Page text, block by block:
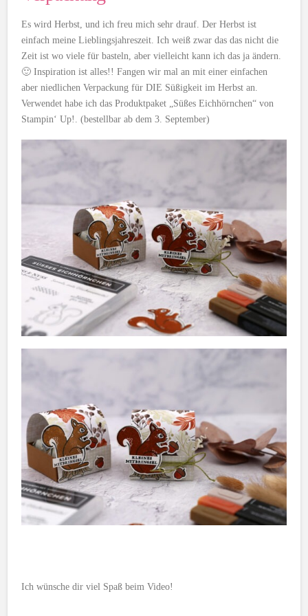
Es wird Herbst, und ich freu mich sehr drauf. Der Herbst ist
einfach meine Lieblingsjahreszeit. Ich weiß zwar das das nicht die
Zeit ist wo viele für basteln, aber vielleicht kann ich das ja ändern.
🙂 Inspiration ist alles!! Fangen wir mal an mit einer einfachen
aber niedlichen Verpackung für DIE Süßigkeit im Herbst an.
Verwendet habe ich das Produktpaket „Süßes Eichhörnchen“ von
Stampin‘ Up!. (bestellbar ab dem 3. September)
Ich wünsche dir viel Spaß beim Video!